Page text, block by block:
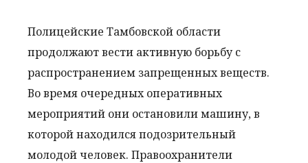
Полицейские Тамбовской области
продолжают вести активную борьбу с
распространением запрещенных веществ.
Во время очередных оперативных
мероприятий они остановили машину, в
которой находился подозрительный
молодой человек. Правоохранители